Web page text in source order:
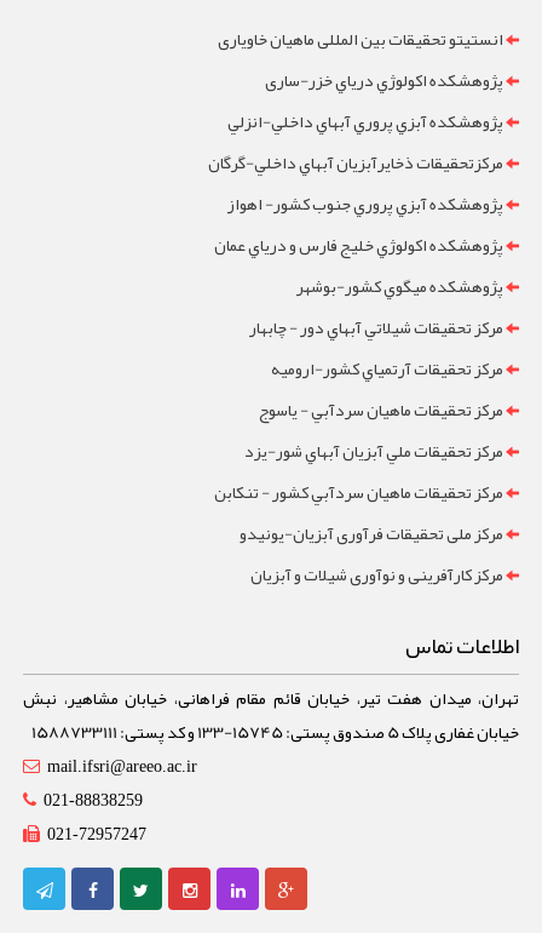
انستیتو تحقیقات بین المللی ماهیان خاویاری
پژوهشکده اکولوژي درياي خزر-ساری
پژوهشکده آبزي پروري آبهاي داخلي-انزلي
مرکزتحقيقات ذخايرآبزيان آبهاي داخلي-گرگان
پژوهشکده آبزي پروري جنوب کشور- اهواز
پژوهشکده اکولوژي خليج فارس و درياي عمان
پژوهشکده ميگوي کشور-بوشهر
مرکز تحقيقات شيلاتي آبهاي دور - چابهار
مرکز تحقيقات آرتمياي کشور-ارومیه
مرکز تحقيقات ماهيان سردآبي - ياسوج
مرکز تحقيقات ملي آبزيان آبهاي شور-یزد
مرکز تحقيقات ماهيان سردآبي کشور - تنکابن
مرکز ملی تحقیقات فرآوری آبزیان-یونیدو
مرکز کارآفرینی و نوآوری شیلات و آبزیان
اطلاعات تماس
تهران، میدان هفت تیر، خیابان قائم مقام فراهانی، خیابان مشاهیر، نبش
خیابان غفاری پلاک 5 صندوق پستی: 15745-133 و کد پستی: 1588733111
mail.ifsri@areeo.ac.ir
021-88838259
021-72957247